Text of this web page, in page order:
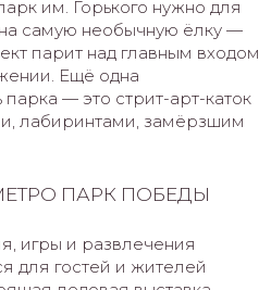
им. Горького нужно для
самую необычную ёлку —
парит над главным входом
Ещё одна
— это стрит-арт-каток
лабиринтами, замёрзшим
ПАРК ПОБЕДЫ
игры и развлечения
для гостей и жителей